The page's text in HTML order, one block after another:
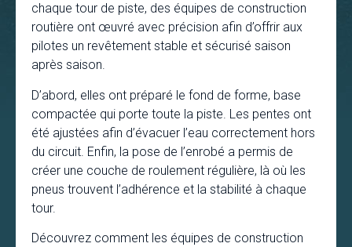
chaque tour de piste, des équipes de construction
routière ont œuvré avec précision afin d’offrir aux
pilotes un revêtement stable et sécurisé saison
après saison.
D’abord, elles ont préparé le fond de forme, base
compactée qui porte toute la piste. Les pentes ont
été ajustées afin d’évacuer l’eau correctement hors
du circuit. Enfin, la pose de l’enrobé a permis de
créer une couche de roulement régulière, là où les
pneus trouvent l’adhérence et la stabilité à chaque
tour.
Découvrez comment les équipes de construction